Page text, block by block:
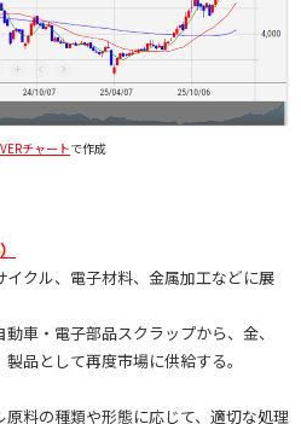
チャートで作成
クル、電子材料、金属加工などに展
車・電子部品スクラップから、金、
品として再度市場に供給する。
料の種類や形態に応じて、適切な処理